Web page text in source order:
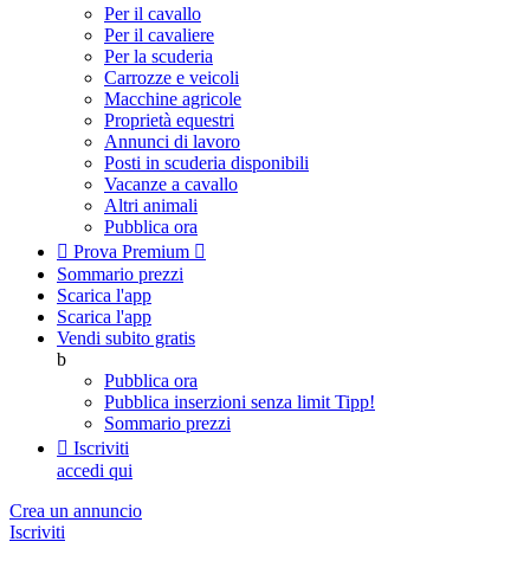
Per il cavallo
Per il cavaliere
Per la scuderia
Carrozze e veicoli
Macchine agricole
Proprietà equestri
Annunci di lavoro
Posti in scuderia disponibili
Vacanze a cavallo
Altri animali
Pubblica ora
 Prova Premium 
Sommario prezzi
Scarica l'app
Scarica l'app
Vendi subito gratis
b
Pubblica ora
Pubblica inserzioni senza limit Tipp!
Sommario prezzi
 Iscriviti
accedi qui
Crea un annuncio
Iscriviti